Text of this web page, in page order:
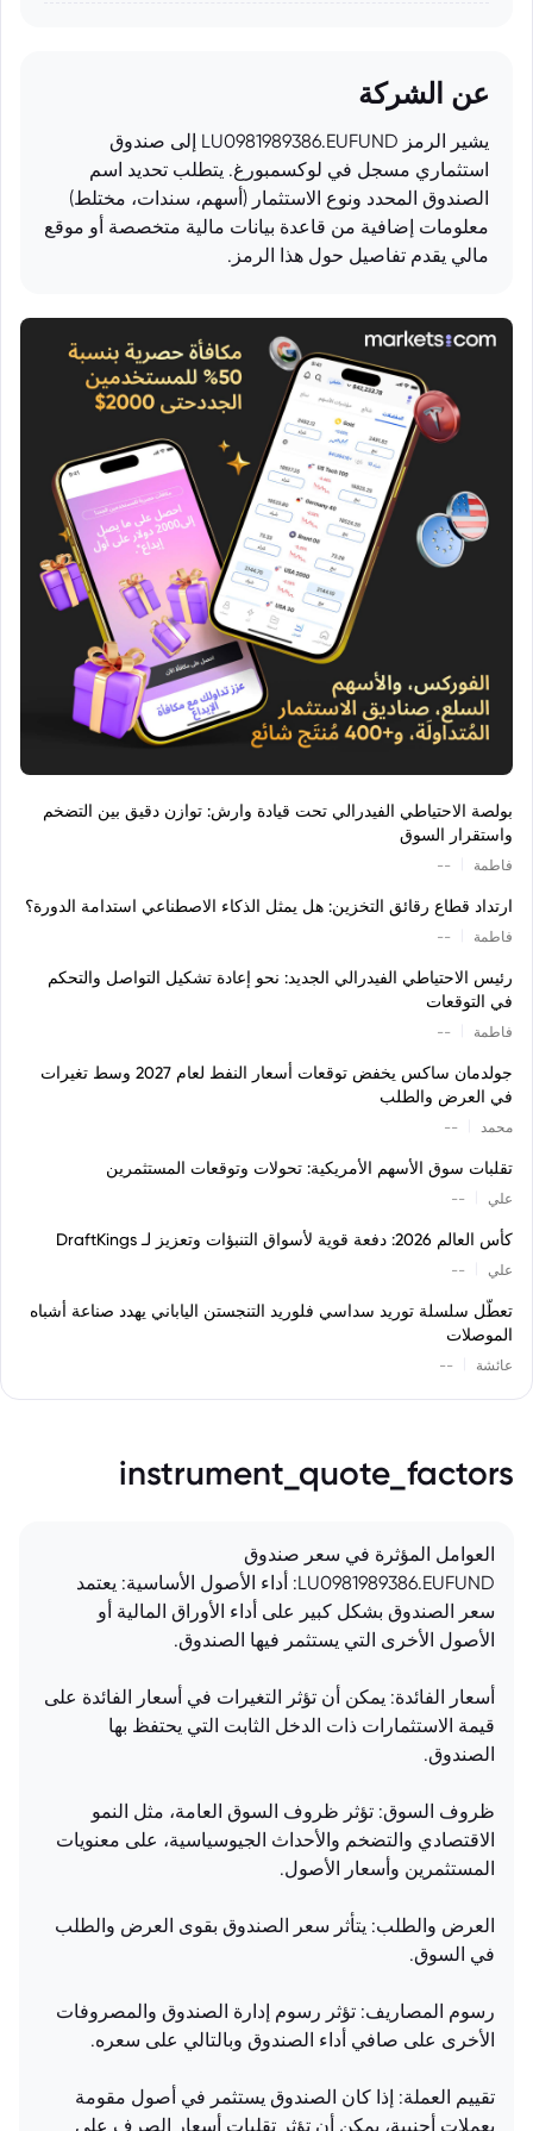
عن الشركة
يشير الرمز LU0981989386.EUFUND إلى صندوق
استثماري مسجل في لوكسمبورغ. يتطلب تحديد اسم
الصندوق المحدد ونوع الاستثمار (أسهم، سندات، مختلط)
معلومات إضافية من قاعدة بيانات مالية متخصصة أو موقع
مالي يقدم تفاصيل حول هذا الرمز.
بولصة الاحتياطي الفيدرالي تحت قيادة وارش: توازن دقيق بين التضخم
واستقرار السوق
فاطمة --
ارتداد قطاع رقائق التخزين: هل يمثل الذكاء الاصطناعي استدامة الدورة؟
فاطمة --
رئيس الاحتياطي الفيدرالي الجديد: نحو إعادة تشكيل التواصل والتحكم
في التوقعات
فاطمة --
جولدمان ساكس يخفض توقعات أسعار النفط لعام 2027 وسط تغيرات
في العرض والطلب
محمد --
تقلبات سوق الأسهم الأمريكية: تحولات وتوقعات المستثمرين
علي --
كأس العالم 2026: دفعة قوية لأسواق التنبؤات وتعزيز لـ DraftKings
علي --
تعطّل سلسلة توريد سداسي فلوريد التنجستن الياباني يهدد صناعة أشباه
الموصلات
عائشة --
instrument_quote_factors
العوامل المؤثرة في سعر صندوق
LU0981989386.EUFUND: أداء الأصول الأساسية: يعتمد
سعر الصندوق بشكل كبير على أداء الأوراق المالية أو
الأصول الأخرى التي يستثمر فيها الصندوق.
أسعار الفائدة: يمكن أن تؤثر التغيرات في أسعار الفائدة على
قيمة الاستثمارات ذات الدخل الثابت التي يحتفظ بها
الصندوق.
ظروف السوق: تؤثر ظروف السوق العامة، مثل النمو
الاقتصادي والتضخم والأحداث الجيوسياسية، على معنويات
المستثمرين وأسعار الأصول.
العرض والطلب: يتأثر سعر الصندوق بقوى العرض والطلب
في السوق.
رسوم المصاريف: تؤثر رسوم إدارة الصندوق والمصروفات
الأخرى على صافي أداء الصندوق وبالتالي على سعره.
تقييم العملة: إذا كان الصندوق يستثمر في أصول مقومة
بعملات أجنبية، يمكن أن تؤثر تقلبات أسعار الصرف على